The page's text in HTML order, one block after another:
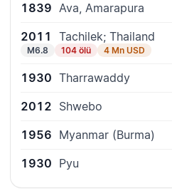
1839 Ava, Amarapura
2011 Tachilek; Thailand
M6.8 104 ölü 4 Mn USD
1930 Tharrawaddy
2012 Shwebo
1956 Myanmar (Burma)
1930 Pyu